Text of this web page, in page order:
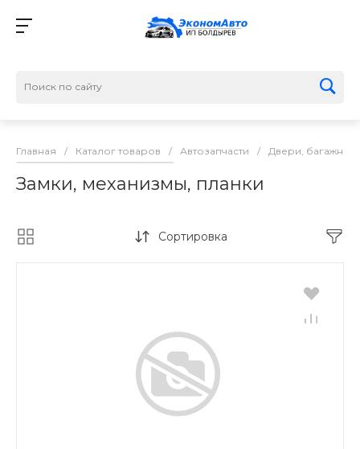
Главная / Каталог товаров / Автозапчасти / Двери, багажник,
Замки, механизмы, планки
Сортировка